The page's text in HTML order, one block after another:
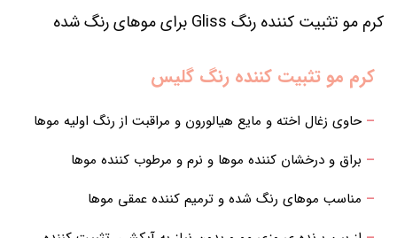
کرم مو تثبیت کننده رنگ Gliss برای موهای رنگ شده
کرم مو تثبیت کننده رنگ گلیس
– حاوی زغال اخته و مایع هیالورون و مراقبت از رنگ اولیه موها
– براق و درخشان کننده موها و نرم و مرطوب کننده موها
– مناسب موهای رنگ شده و ترمیم کننده عمقی موها